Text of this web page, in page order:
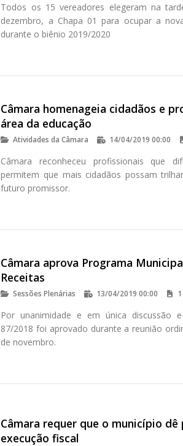
Todos os 15 vereadores elegeram na
dezembro, a Chapa 01 para ocupar a
durante o biênio 2019/2020
Câmara homenageia cidadãos e
área da educação
Atividades da Câmara 14/04/2019 00:00
Câmara reconheceu profissionais que
permitem que mais cidadãos possam
futuro promissor.
Câmara aprova Programa
Receitas
Sessões Plenárias 13/04/2019 00:00 1
Por unanimidade e em única discussão
87/2018 foi aprovado durante a reunião
de novembro.
Câmara requer que o município dê
execução fiscal